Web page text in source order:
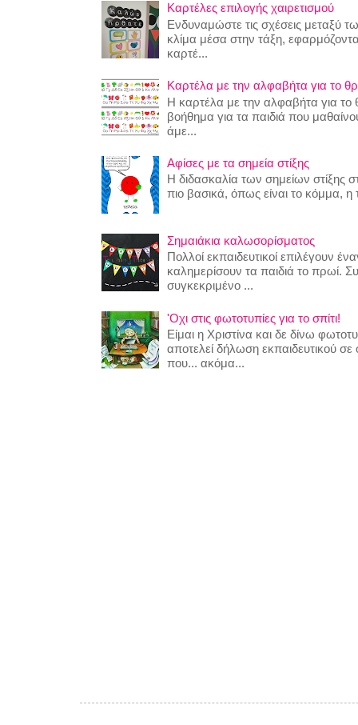
Καρτέλες επιλογής χαιρετισμού
Ενδυναμώστε τις σχέσεις μεταξύ
κλίμα μέσα στην τάξη,
καρτέ...
Καρτέλα με την αλφαβήτα για το
Η καρτέλα με την αλφαβήτα για το
βοήθημα για τα παιδιά που
άμε...
Αφίσες με τα σημεία στίξης
Η διδασκαλία των σημείων στίξης
πιο βασικά, όπως είναι το κόμμα, η
Σημαιάκια καλωσορίσματος
Πολλοί εκπαιδευτικοί επιλέγουν
καλημερίσουν τα παιδιά το πρωί.
συγκεκριμένο ...
'Οχι στις φωτοτυπίες για το σπίτι!
Είμαι η Χριστίνα και δε δίνω
αποτελεί δήλωση εκπαιδευτικού
που... ακόμα...